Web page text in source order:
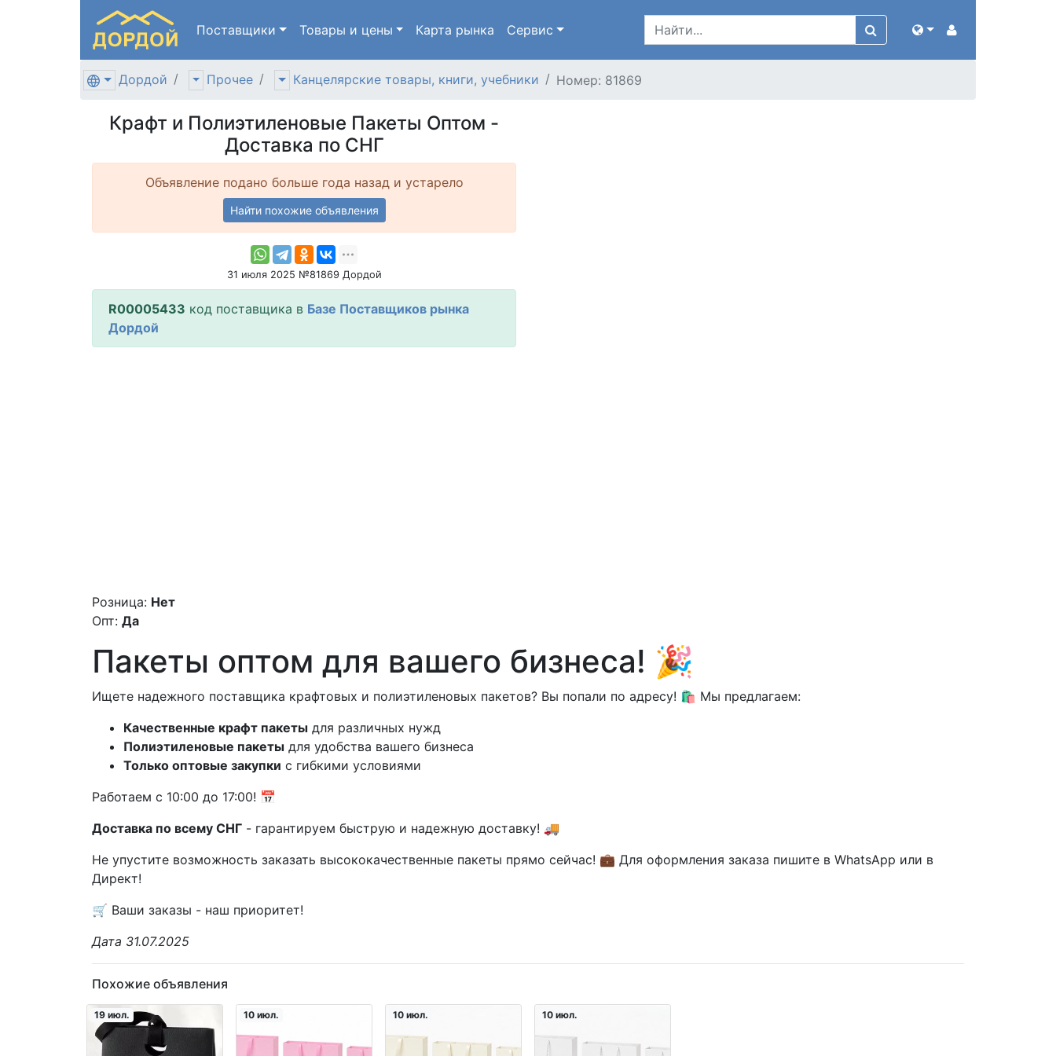
Поставщики Товары и цены Карта рынка Сервис
Дордой Прочее Канцелярские товары, книги, учебники Номер: 81869
Крафт и Полиэтиленовые Пакеты Оптом -
Доставка по СНГ
Объявление подано больше года назад и устарело
Найти похожие объявления
31 июля 2025 №81869 Дордой
R00005433 код поставщика в Базе Поставщиков рынка
Дордой
Розница: Нет
Опт: Да
Пакеты оптом для вашего бизнеса! 🎉
Ищете надежного поставщика крафтовых и полиэтиленовых пакетов? Вы попали по адресу! 🛍️ Мы предлагаем:
Качественные крафт пакеты для различных нужд
Полиэтиленовые пакеты для удобства вашего бизнеса
Только оптовые закупки с гибкими условиями
Работаем с 10:00 до 17:00! 📅
Доставка по всему СНГ - гарантируем быструю и надежную доставку! 🚚
Не упустите возможность заказать высококачественные пакеты прямо сейчас! 💼 Для оформления заказа пишите в WhatsApp или в
Директ!
🛒 Ваши заказы - наш приоритет!
Дата 31.07.2025
Похожие объявления
19 июл. 10 июл. 10 июл. 10 июл.